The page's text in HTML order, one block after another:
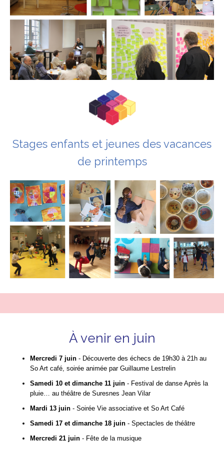
Stages enfants et jeunes des vacances
de printemps
À venir en juin
Mercredi 7 juin - Découverte des échecs de 19h30 à 21h au
So Art café, soirée animée par Guillaume Lestrelin
Samedi 10 et dimanche 11 juin - Festival de danse Après la
pluie… au théâtre de Suresnes Jean Vilar
Mardi 13 juin - Soirée Vie associative et So Art Café
Samedi 17 et dimanche 18 juin - Spectacles de théâtre
Mercredi 21 juin - Fête de la musique